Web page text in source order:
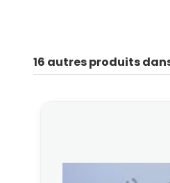
16 autres produits